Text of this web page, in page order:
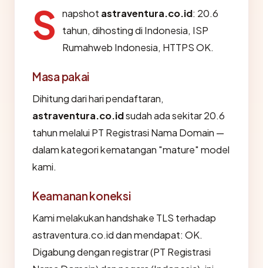
S napshot astraventura.co.id: 20.6
tahun, dihosting di Indonesia, ISP
Rumahweb Indonesia, HTTPS OK.
Masa pakai
Dihitung dari hari pendaftaran,
astraventura.co.idsudah ada sekitar 20.6
tahun melalui PT Registrasi Nama Domain —
dalam kategori kematangan "mature" model
kami.
Keamanan koneksi
Kami melakukan handshake TLS terhadap
astraventura.co.id dan mendapat: OK.
Digabung dengan registrar (PT Registrasi